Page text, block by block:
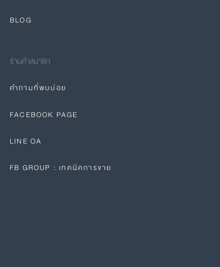
BLOG
ร้านค้าสมาชิก
คำถามที่พบบ่อย
FACEBOOK PAGE
LINE OA
FB GROUP : เทคนิคการขาย